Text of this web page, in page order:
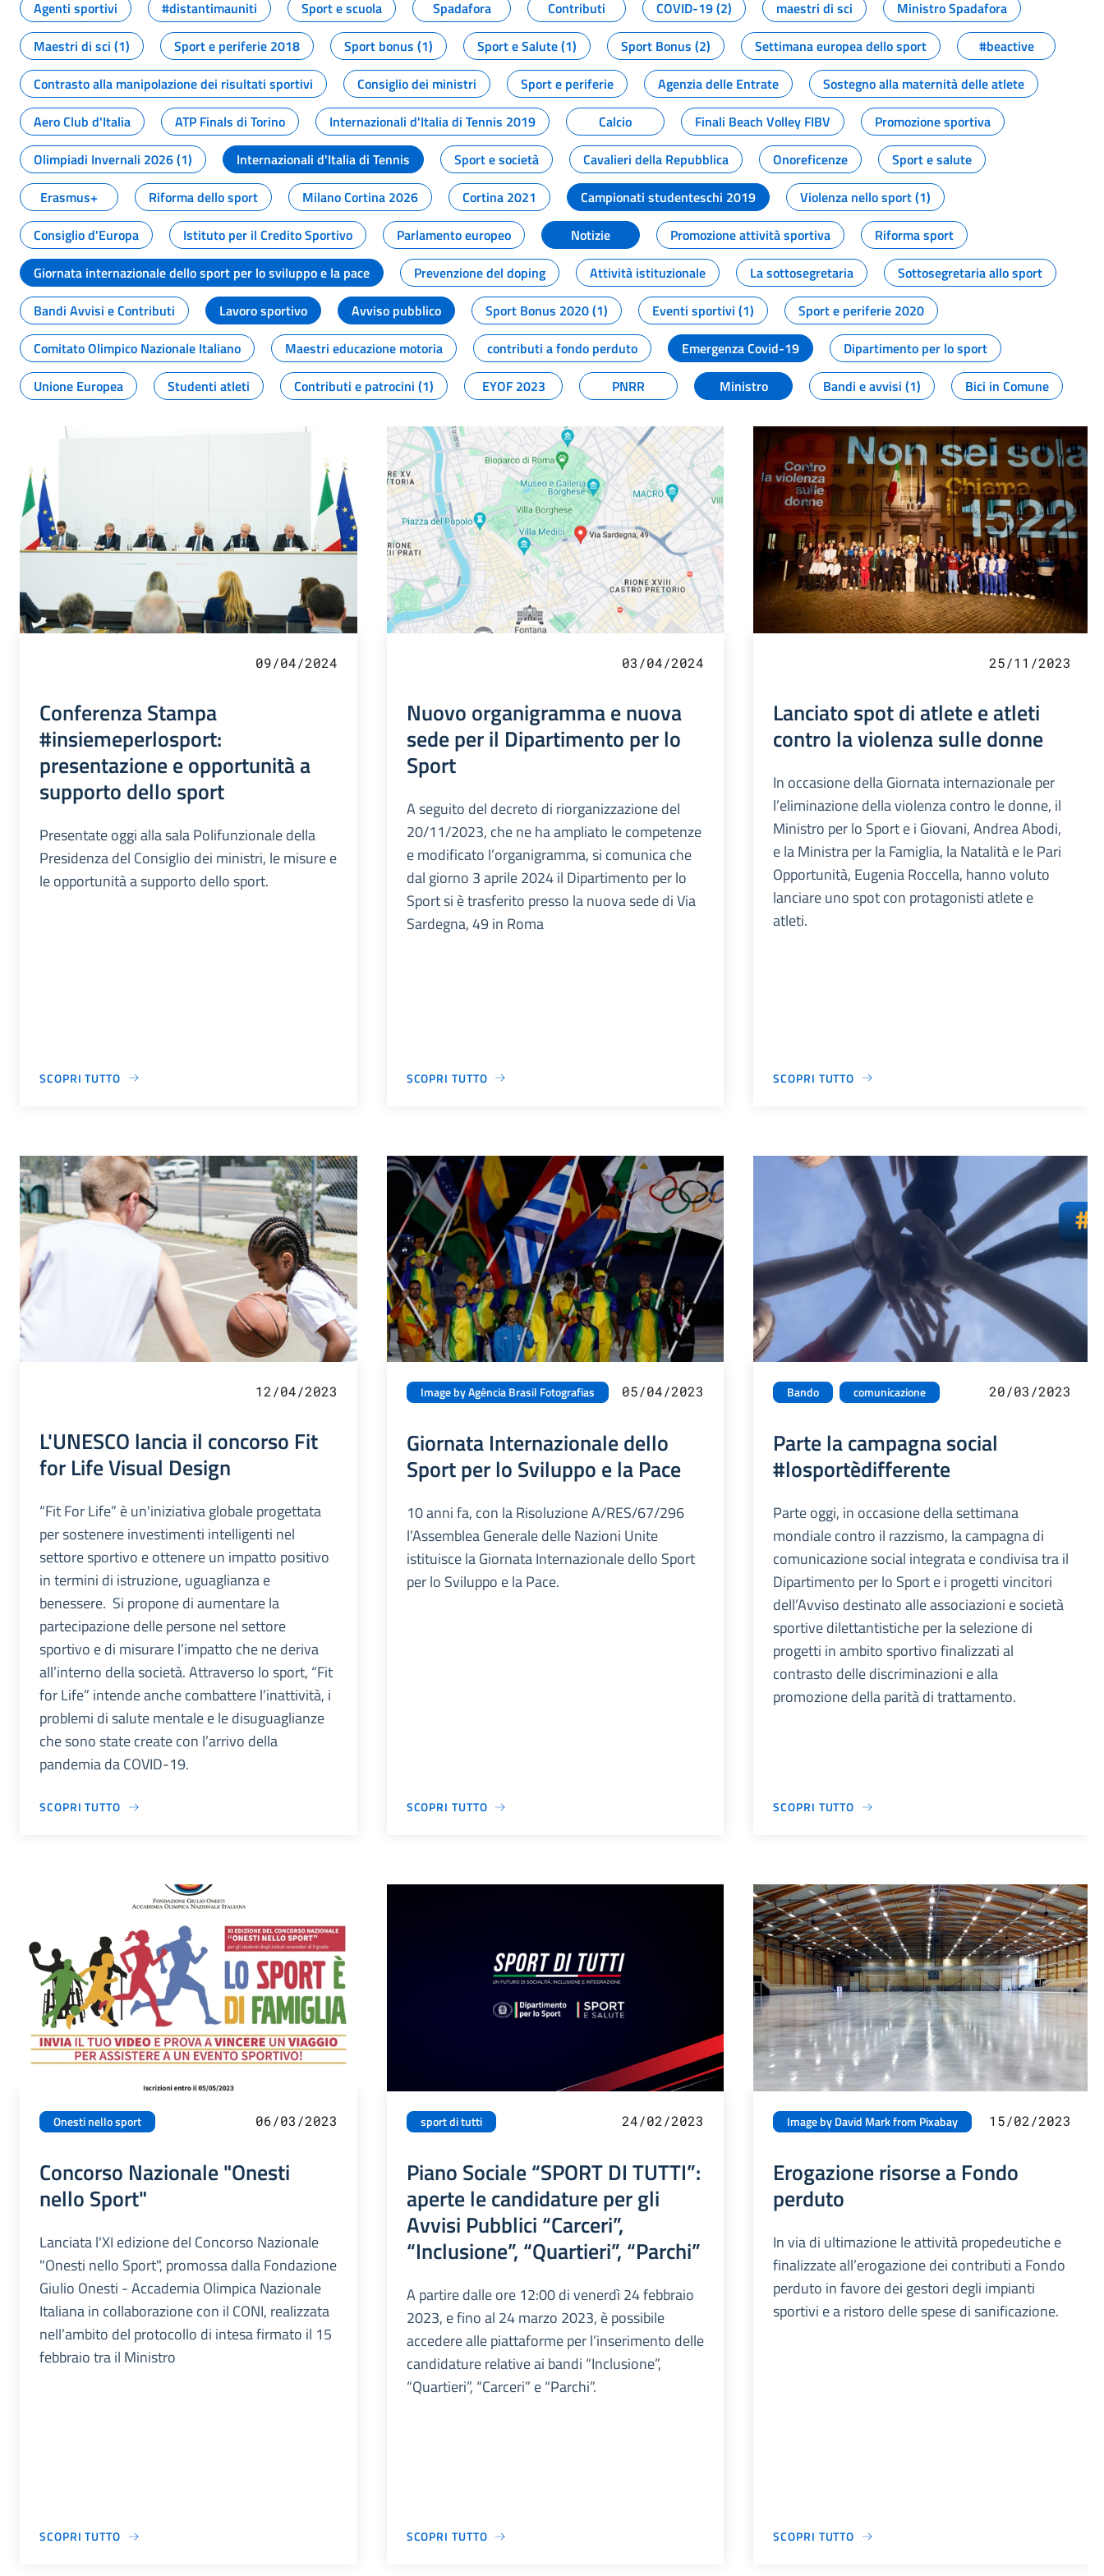
Agenti sportivi
#distantimauniti Sport e scuola Spadafora Contributi COVID-19 (2) maestri di sci
Ministro Spadafora
Maestri di sci (1)
Sport e periferie 2018 Sport bonus (1) Sport e Salute (1) Sport Bonus (2) Settimana europea dello sport
#beactive
Contrasto alla manipolazione dei risultati sportivi
Consiglio dei ministri Sport e periferie Agenzia delle Entrate
Sostegno alla maternità delle atlete
Aero Club d'Italia
ATP Finals di Torino Internazionali d'Italia di Tennis 2019 Calcio Finali Beach Volley FIBV
Promozione sportiva
Olimpiadi Invernali 2026 (1)
Internazionali d'Italia di Tennis Sport e società Cavalieri della Repubblica Onoreficenze
Sport e salute
Erasmus+
Riforma dello sport Milano Cortina 2026 Cortina 2021 Campionati studenteschi 2019
Violenza nello sport (1)
Consiglio d'Europa
Istituto per il Credito Sportivo Parlamento europeo Notizie Promozione attività sportiva
Riforma sport
Giornata internazionale dello sport per lo sviluppo e la pace
Prevenzione del doping Attività istituzionale La sottosegretaria
Sottosegretaria allo sport
Bandi Avvisi e Contributi
Lavoro sportivo Avviso pubblico Sport Bonus 2020 (1) Eventi sportivi (1)
Sport e periferie 2020
Comitato Olimpico Nazionale Italiano
Maestri educazione motoria contributi a fondo perduto Emergenza Covid-19
Dipartimento per lo sport
Unione Europea
Studenti atleti Contributi e patrocini (1) EYOF 2023 PNRR Ministro Bandi e avvisi (1) Bici in Comune
09/04/2024
Conferenza Stampa
#insiemeperlosport:
presentazione e opportunità a
supporto dello sport
Presentate oggi alla sala Polifunzionale della
Presidenza del Consiglio dei ministri, le misure e
le opportunità a supporto dello sport.
SCOPRI TUTTO
03/04/2024
Nuovo organigramma e nuova
sede per il Dipartimento per lo
Sport
A seguito del decreto di riorganizzazione del
20/11/2023, che ne ha ampliato le competenze
e modificato l’organigramma, si comunica che
dal giorno 3 aprile 2024 il Dipartimento per lo
Sport si è trasferito presso la nuova sede di Via
Sardegna, 49 in Roma
SCOPRI TUTTO
25/11/2023
Lanciato spot di atlete e atleti
contro la violenza sulle donne
In occasione della Giornata internazionale per
l’eliminazione della violenza contro le donne, il
Ministro per lo Sport e i Giovani, Andrea Abodi,
e la Ministra per la Famiglia, la Natalità e le Pari
Opportunità, Eugenia Roccella, hanno voluto
lanciare uno spot con protagonisti atlete e
atleti.
SCOPRI TUTTO
12/04/2023
L'UNESCO lancia il concorso Fit
for Life Visual Design
“Fit For Life” è un'iniziativa globale progettata
per sostenere investimenti intelligenti nel
settore sportivo e ottenere un impatto positivo
in termini di istruzione, uguaglianza e
benessere. Si propone di aumentare la
partecipazione delle persone nel settore
sportivo e di misurare l’impatto che ne deriva
all’interno della società. Attraverso lo sport, “Fit
for Life” intende anche combattere l’inattività, i
problemi di salute mentale e le disuguaglianze
che sono state create con l’arrivo della
pandemia da COVID-19.
SCOPRI TUTTO
Image by Agência Brasil Fotografias 05/04/2023
Giornata Internazionale dello
Sport per lo Sviluppo e la Pace
10 anni fa, con la Risoluzione A/RES/67/296
l’Assemblea Generale delle Nazioni Unite
istituisce la Giornata Internazionale dello Sport
per lo Sviluppo e la Pace.
SCOPRI TUTTO
Bando comunicazione 20/03/2023
Parte la campagna social
#losportèdifferente
Parte oggi, in occasione della settimana
mondiale contro il razzismo, la campagna di
comunicazione social integrata e condivisa tra il
Dipartimento per lo Sport e i progetti vincitori
dell’Avviso destinato alle associazioni e società
sportive dilettantistiche per la selezione di
progetti in ambito sportivo finalizzati al
contrasto delle discriminazioni e alla
promozione della parità di trattamento.
SCOPRI TUTTO
Onesti nello sport 06/03/2023
Concorso Nazionale "Onesti
nello Sport"
Lanciata l'XI edizione del Concorso Nazionale
"Onesti nello Sport", promossa dalla Fondazione
Giulio Onesti - Accademia Olimpica Nazionale
Italiana in collaborazione con il CONI, realizzata
nell’ambito del protocollo di intesa firmato il 15
febbraio tra il Ministro
SCOPRI TUTTO
sport di tutti 24/02/2023
Piano Sociale “SPORT DI TUTTI”:
aperte le candidature per gli
Avvisi Pubblici “Carceri”,
“Inclusione”, “Quartieri”, “Parchi”
A partire dalle ore 12:00 di venerdì 24 febbraio
2023, e fino al 24 marzo 2023, è possibile
accedere alle piattaforme per l’inserimento delle
candidature relative ai bandi “Inclusione”,
“Quartieri”, “Carceri” e “Parchi”.
SCOPRI TUTTO
Image by David Mark from Pixabay 15/02/2023
Erogazione risorse a Fondo
perduto
In via di ultimazione le attività propedeutiche e
finalizzate all’erogazione dei contributi a Fondo
perduto in favore dei gestori degli impianti
sportivi e a ristoro delle spese di sanificazione.
SCOPRI TUTTO